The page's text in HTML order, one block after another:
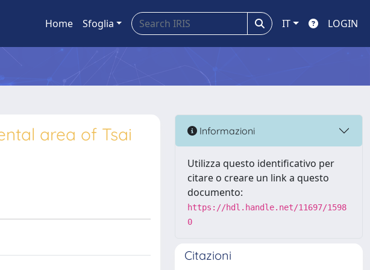
Home Sfoglia IT LOGIN
area of Tsai
Informazioni
Utilizza questo identificativo per
citare o creare un link a questo
documento:
https://hdl.handle.net/11697/1598
0
Citazioni